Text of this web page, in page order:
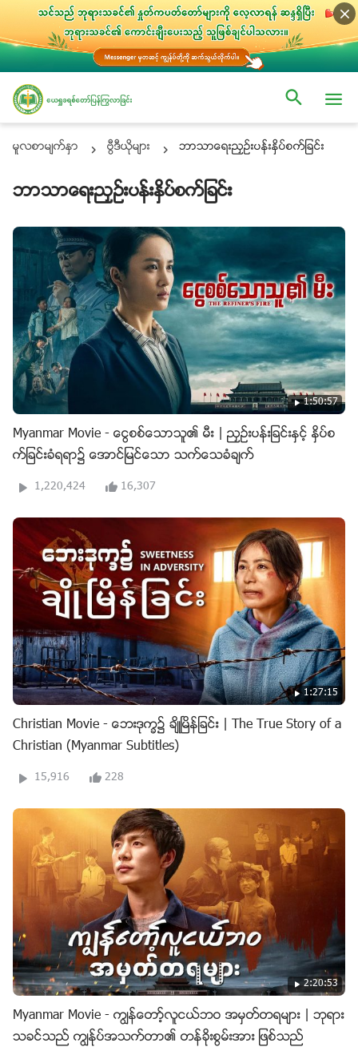
မူလစာမ်က္ႏွာ ဗြီဒီယိုမ်ား ဘာသာေရးညႇဥ္းပန္းႏွိပ္စက္ျခင္း
ဘာသာေရးညႇဥ္းပန္းႏွိပ္စက္ျခင္း
1:50:57
Myanmar Movie - ေငြစစ္ေသာသူ၏ မီး | ညႇဥ္းပန္းျခင္းႏွင့္ ႏွိပ္စ
က္ျခင္းခံရရာ၌ ေအာင္ျမင္ေသာ သက္ေသခံခ်က္
1,220,424 16,307
1:27:15
Christian Movie - ေဘးဒုကၡ၌ ခ်ိဳၿမိန္ျခင္း | The True Story of a
Christian (Myanmar Subtitles)
15,916 228
2:20:53
Myanmar Movie - ကြၽန္ေတာ့္လူငယ္ဘဝ အမွတ္တရမ်ား | ဘုရား
သခင္သည္ ကြၽန္ုပ္အသက္တာ၏ တန္ခိုးစြမ္းအား ျဖစ္သည္